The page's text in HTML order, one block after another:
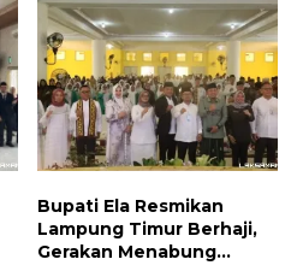
Penyimpangan
Bupati Ela Resmikan
Lampung Timur Berhaji,
Gerakan Menabung